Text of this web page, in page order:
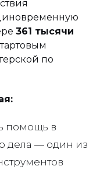
361 тысячи
по
помощь в
дела — один из